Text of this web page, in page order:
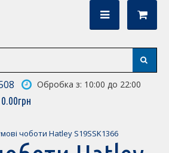
Обробка з: 10:00 до 22:00
0.00грн
чоботи Hatley S19SSK1366